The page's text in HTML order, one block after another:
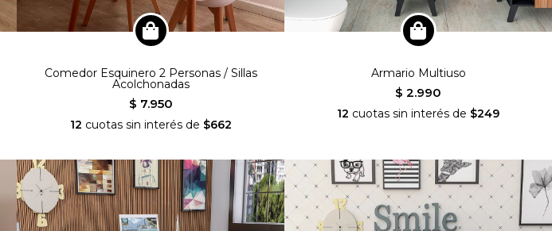
Comedor Esquinero 2 Personas / Sillas
Acolchonadas
$ 7.950
12 cuotas sin interés de $662
Armario Multiuso
$ 2.990
12 cuotas sin interés de $249